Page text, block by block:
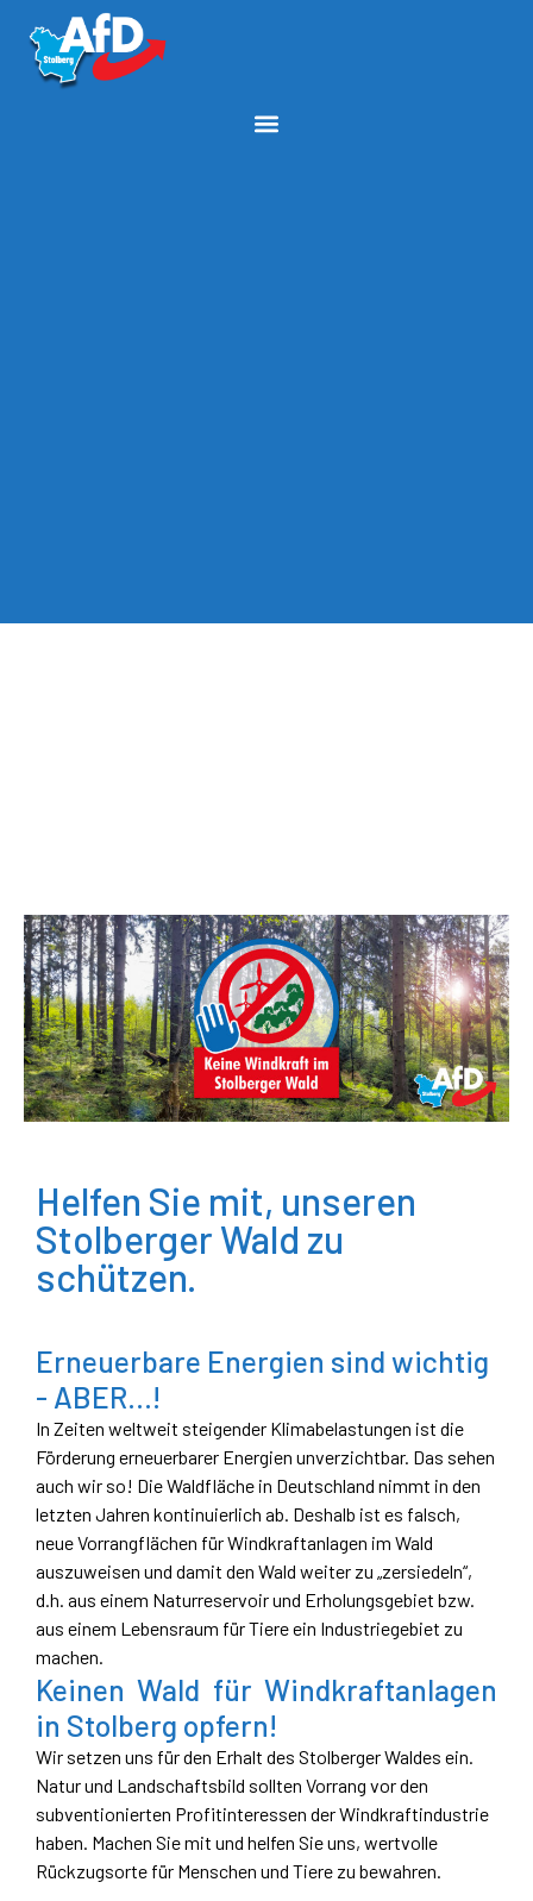
Helfen Sie mit, unseren
Stolberger Wald zu
schützen.
Erneuerbare Energien sind wichtig
- ABER...!
In Zeiten weltweit steigender Klimabelastungen ist die
Förderung erneuerbarer Energien unverzichtbar. Das sehen
auch wir so! Die Waldfläche in Deutschland nimmt in den
letzten Jahren kontinuierlich ab. Deshalb ist es falsch,
neue Vorrangflächen für Windkraftanlagen im Wald
auszuweisen und damit den Wald weiter zu „zersiedeln“,
d.h. aus einem Naturreservoir und Erholungsgebiet bzw.
aus einem Lebensraum für Tiere ein Industriegebiet zu
machen.
Keinen Wald für Windkraftanlagen
in Stolberg opfern!
Wir setzen uns für den Erhalt des Stolberger Waldes ein.
Natur und Landschaftsbild sollten Vorrang vor den
subventionierten Profitinteressen der Windkraftindustrie
haben. Machen Sie mit und helfen Sie uns, wertvolle
Rückzugsorte für Menschen und Tiere zu bewahren.